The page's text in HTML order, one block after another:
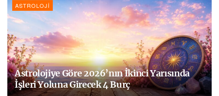
ASTROLOJI
Astrolojiye Göre 2026’nın İkinci Yarısında
İşleri Yoluna Girecek 4 Burç